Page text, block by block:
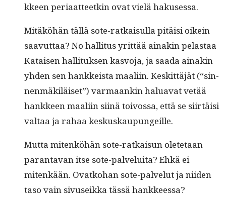
kkeen peri­aat­teetkin ovat vielä hakusessa.
Mitäköhän täl­lä sote-ratkaisul­la pitäisi oikein
saavut­taa? No hal­li­tus yrit­tää ainakin pelas­taa
Kataisen hal­li­tuk­sen kasvo­ja, ja saa­da ainakin
yhden sen han­kkeista maali­in. Keskit­täjät (“sin­
nen­mäk­iläiset”) var­maankin halu­a­vat vetää
han­kkeen maali­in siinä toivos­sa, että se siirtäisi
val­taa ja rahaa keskuskaupungeille.
Mut­ta mitenköhän sote-ratkaisun olete­taan
paran­ta­van itse sote-palvelui­ta? Ehkä ei
mitenkään. Ovatko­han sote-palve­lut ja niiden
taso vain sivu­seik­ka tässä hankkeessa?